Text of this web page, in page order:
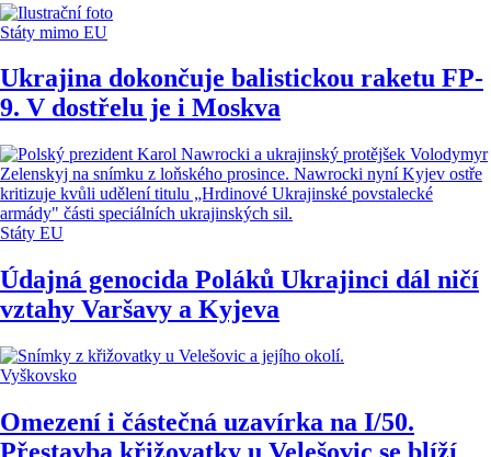
Státy mimo EU
Ukrajina dokončuje balistickou raketu FP-
9. V dostřelu je i Moskva
Státy EU
Údajná genocida Poláků Ukrajinci dál ničí
vztahy Varšavy a Kyjeva
Vyškovsko
Omezení i částečná uzavírka na I/50.